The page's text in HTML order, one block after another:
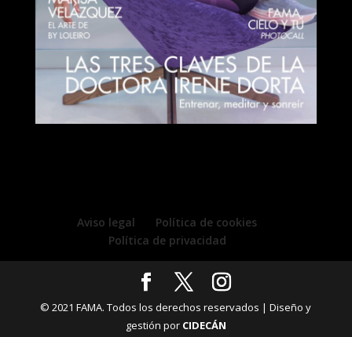
Aviso legal
Política de cookies
Política de privacidad
© 2021 FAMA. Todos los derechos reservados | Diseño y
gestión por CIDECÁN